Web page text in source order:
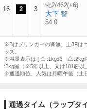
16 2 3
牝2/462(+6)
大下 智
54.0
※Bはブリンカーの有無。上3Fは
ッズ。
※減量表示は [
:1kg減 :2kg
:2kg減（※5年以上、又は101勝以
※通過順位、人気は月曜午後（土
通過タイム（ラップタイ